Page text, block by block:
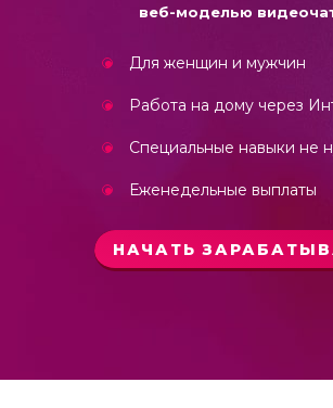
веб-моделью
Для женщин и мужчин
Работа на дому через
Специальные навыки не
Еженедельные выплаты
НАЧАТЬ